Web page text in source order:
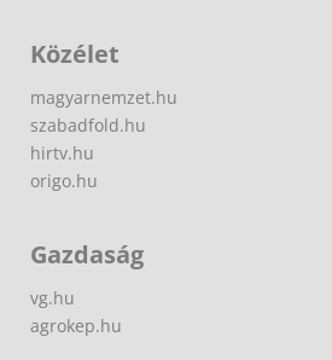
Közélet
magyarnemzet.hu
szabadfold.hu
hirtv.hu
origo.hu
Gazdaság
vg.hu
agrokep.hu